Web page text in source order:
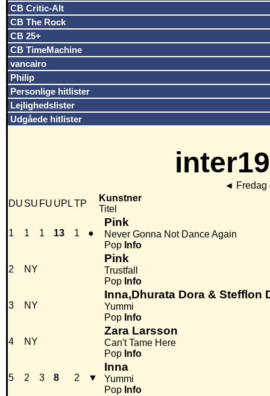
CB Critic-Alt
CB The Rock
CB 25+
CB TimeMachine
vancairo
Philip
Personlige hitlister
Lejlighedslister
Udgåede hitlister
◄
DU SU FU UPLTP
Kunstner
Titel
1 1 1 13 1 ●
Pink
Never Gonna Not Dance Again
Pop Info
2 NY
Pink
Trustfall
Pop Info
3 NY
Inna,Dhurata Dora & Stefflon
Yummi
Pop Info
4 NY
Zara Larsson
Can't Tame Here
Pop Info
5 2 3 8 2 ▼
Inna
Yummi
Pop Info